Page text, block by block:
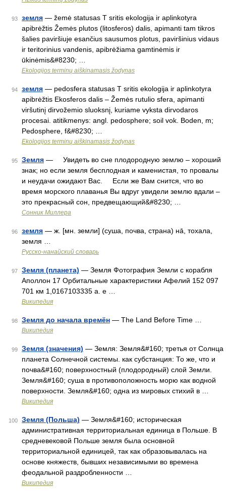
93 земля — žemė statusas T sritis ekologija ir aplinkotyra
apibrėžtis Žemės plutos (litosferos) dalis, apimanti tam tikros
šalies paviršiuje esančius sausumos plotus, paviršinius vidaus
ir teritorinius vandenis, apibrėžiama gamtinėmis ir
ūkinėmis&#8230; …
Ekologijos terminų aiškinamasis žodynas
94 земля — pedosfera statusas T sritis ekologija ir aplinkotyra
apibrėžtis Ekosferos dalis – Žemės rutulio sfera, apimanti
viršutinį dirvožemio sluoksnį, kuriame vyksta dirvodaros
procesai. atitikmenys: angl. pedosphere; soil vok. Boden, m;
Pedosphere, f&#8230; …
Ekologijos terminų aiškinamasis žodynas
95 Земля — Увидеть во сне плодородную землю – хороший
знак; но если земля бесплодная и каменистая, то провалы
и неудачи ожидают Вас. Если же Вам снится, что во
время морского плаванья Вы вдруг увидели землю вдали –
это прекрасный сон, предвещающий&#8230; …
Сонник Миллера
96 земля — ж. [мн. земли] (суша, почва, страна) на̄, тохала,
земля …
Русско-нанайский словарь
97 Земля (планета) — Земля Фотография Земли с корабля
Аполлон 17 Орбитальные характеристики Афелий 152 097
701 км 1,0167103335 а. е …
Википедия
98 Земля до начала времён — The Land Before Time …
Википедия
99 Земля (значения) — Земля: Земля&#160; третья от Солнца
планета Солнечной системы. как субстанция: То же, что и
почва&#160; поверхностный (плодородный) слой Земли.
Земля&#160; суша в противоположность морю как водной
поверхности. Земля&#160; одна из мировых стихий в …
Википедия
100 Земля (Польша) — Земля&#160; историческая
административная территориальная единица в Польше. В
средневековой Польше земля была основной
территориальной единицей, так как образовывалась на
основе княжеств, бывших независимыми во времена
феодальной раздробленности …
Википедия